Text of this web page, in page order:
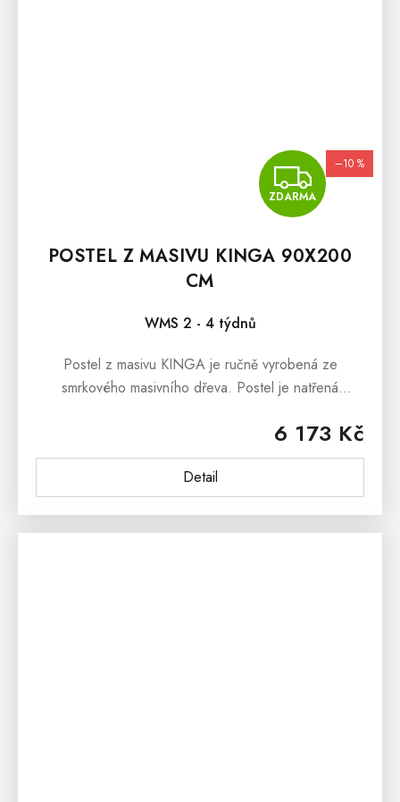
ZDARMA
–10 %
POSTEL Z MASIVU KINGA 90X200
CM
WMS 2 - 4 týdnů
6 173 Kč
Detail
Postel z masivu KINGA je ručně vyrobená ze
smrkového masivního dřeva. Postel je natřená